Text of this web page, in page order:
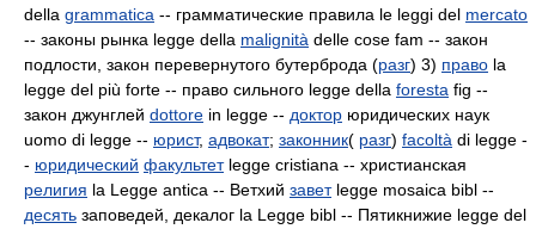
della grammatica -- грамматические правила le leggi del mercato
-- законы рынка legge della malignità delle cose fam -- закон
подлости, закон перевернутого бутерброда (разг) 3) право la
legge del più forte -- право сильного legge della foresta fig --
закон джунглей dottore in legge -- доктор юридических наук
uomo di legge -- юрист, адвокат; законник( разг) facoltà di legge -
- юридический факультетlegge cristiana -- христианская
религия la Legge antica -- Ветхий заветlegge mosaica bibl --
десять заповедей, декалог la Legge bibl -- Пятикнижие legge del